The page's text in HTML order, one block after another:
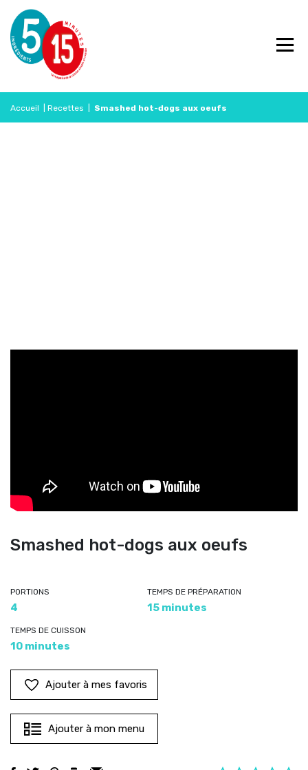
Accueil Recettes Smashed hot-dogs aux oeufs
Smashed hot-dogs aux oeufs
PORTIONS
4
TEMPS DE PRÉPARATION
15 minutes
TEMPS DE CUISSON
10 minutes
Ajouter à mes favoris
Ajouter à mon menu